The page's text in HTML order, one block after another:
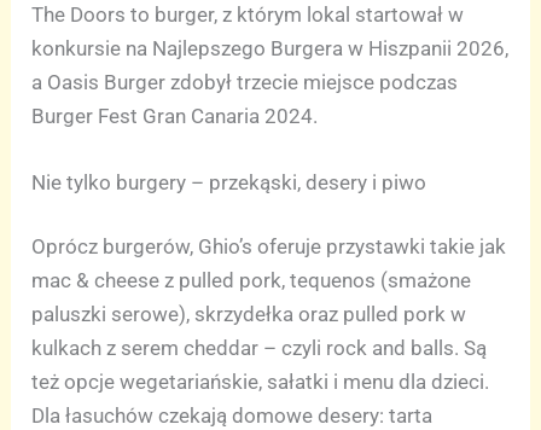
The Doors to burger, z którym lokal startował w
konkursie na Najlepszego Burgera w Hiszpanii 2026,
a Oasis Burger zdobył trzecie miejsce podczas
Burger Fest Gran Canaria 2024.
Nie tylko burgery – przekąski, desery i piwo
Oprócz burgerów, Ghio’s oferuje przystawki takie jak
mac & cheese z pulled pork, tequenos (smażone
paluszki serowe), skrzydełka oraz pulled pork w
kulkach z serem cheddar – czyli rock and balls. Są
też opcje wegetariańskie, sałatki i menu dla dzieci.
Dla łasuchów czekają domowe desery: tarta